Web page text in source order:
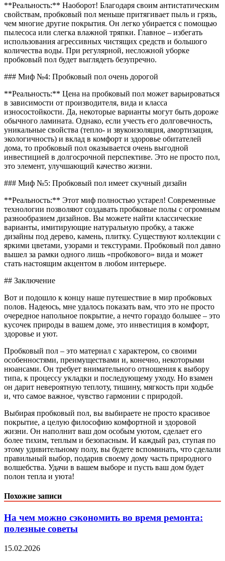
**Реальность:** Наоборот! Благодаря своим антистатическим
свойствам, пробковый пол меньше притягивает пыль и грязь,
чем многие другие покрытия. Он легко убирается с помощью
пылесоса или слегка влажной тряпки. Главное – избегать
использования агрессивных чистящих средств и большого
количества воды. При регулярной, несложной уборке
пробковый пол будет выглядеть безупречно.
### Миф №4: Пробковый пол очень дорогой
**Реальность:** Цена на пробковый пол может варьироваться
в зависимости от производителя, вида и класса
износостойкости. Да, некоторые варианты могут быть дороже
обычного ламината. Однако, если учесть его долговечность,
уникальные свойства (тепло- и звукоизоляция, амортизация,
экологичность) и вклад в комфорт и здоровье обитателей
дома, то пробковый пол оказывается очень выгодной
инвестицией в долгосрочной перспективе. Это не просто пол,
это элемент, улучшающий качество жизни.
### Миф №5: Пробковый пол имеет скучный дизайн
**Реальность:** Этот миф полностью устарел! Современные
технологии позволяют создавать пробковые полы с огромным
разнообразием дизайнов. Вы можете найти классические
варианты, имитирующие натуральную пробку, а также
дизайны под дерево, камень, плитку. Существуют коллекции с
яркими цветами, узорами и текстурами. Пробковый пол давно
вышел за рамки одного лишь «пробкового» вида и может
стать настоящим акцентом в любом интерьере.
## Заключение
Вот и подошло к концу наше путешествие в мир пробковых
полов. Надеюсь, мне удалось показать вам, что это не просто
очередное напольное покрытие, а нечто гораздо большее – это
кусочек природы в вашем доме, это инвестиция в комфорт,
здоровье и уют.
Пробковый пол – это материал с характером, со своими
особенностями, преимуществами и, конечно, некоторыми
нюансами. Он требует внимательного отношения к выбору
типа, к процессу укладки и последующему уходу. Но взамен
он дарит невероятную теплоту, тишину, мягкость при ходьбе
и, что самое важное, чувство гармонии с природой.
Выбирая пробковый пол, вы выбираете не просто красивое
покрытие, а целую философию комфортной и здоровой
жизни. Он наполнит ваш дом особым уютом, сделает его
более тихим, теплым и безопасным. И каждый раз, ступая по
этому удивительному полу, вы будете вспоминать, что сделали
правильный выбор, подарив своему дому часть природного
волшебства. Удачи в вашем выборе и пусть ваш дом будет
полон тепла и уюта!
Похожие записи
На чем можно сэкономить во время ремонта:
полезные советы
15.02.2026